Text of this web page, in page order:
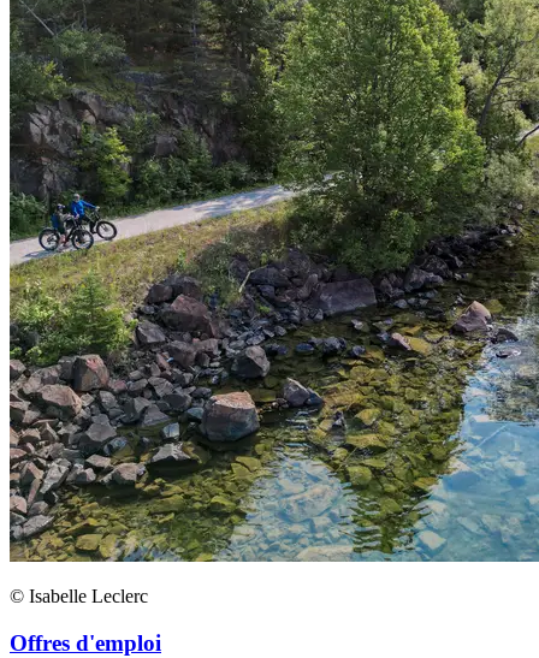
© Isabelle Leclerc
Offres d'emploi